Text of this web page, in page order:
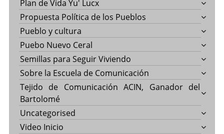
Plan de Vida Yu' Lucx
Propuesta Política de los Pueblos
Pueblo y cultura
Puebo Nuevo Ceral
Semillas para Seguir Viviendo
Sobre la Escuela de Comunicación
Tejido de Comunicación ACIN, Ganador del
Bartolomé
Uncategorised
Video Inicio